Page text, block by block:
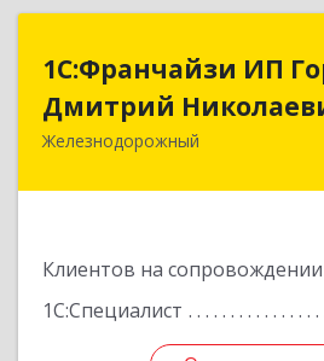
1С:Франчайзи ИП
Дмитрий
Железнодорожный
Клиентов на сопровождении
1С:Специалист
Дмитрий
143980, Московская обл,